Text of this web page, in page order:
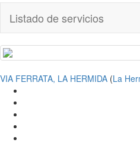
Listado de servicios
VIA FERRATA, LA HERMIDA (La